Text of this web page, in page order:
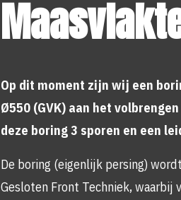
Op dit moment zijn wij een
Ø550 (GVK) aan het
deze boring 3 sporen en een
De boring (eigenlijk persing)
Gesloten Front Techniek,